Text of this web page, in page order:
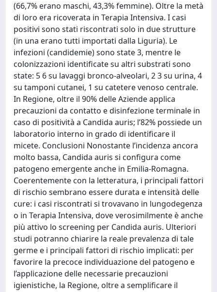
(66,7% erano maschi, 43,3% femmine). Oltre la metà
di loro era ricoverata in Terapia Intensiva. I casi
positivi sono stati riscontrati solo in due strutture
(in una erano tutti importati dalla Liguria). Le
infezioni (candidemie) sono state 3, mentre le
colonizzazioni identificate su altri substrati sono
state: 5 6 su lavaggi bronco-alveolari, 2 3 su urina, 4
su tamponi cutanei, 1 su catetere venoso centrale.
In Regione, oltre il 90% delle Aziende applica
precauzioni da contatto e disinfezione terminale in
caso di positività a Candida auris; l’82% possiede un
laboratorio interno in grado di identificare il
micete. Conclusioni Nonostante l’incidenza ancora
molto bassa, Candida auris si configura come
patogeno emergente anche in Emilia-Romagna.
Coerentemente con la letteratura, i principali fattori
di rischio sembrano essere durata e intensità delle
cure: i casi riscontrati si trovavano in lungodegenza
o in Terapia Intensiva, dove verosimilmente è anche
più attivo lo screening per Candida auris. Ulteriori
studi potranno chiarire la reale prevalenza di tale
germe e i principali fattori di rischio implicati: per
favorire la precoce individuazione del patogeno e
l’applicazione delle necessarie precauzioni
igienistiche, la Regione, oltre a semplificare il